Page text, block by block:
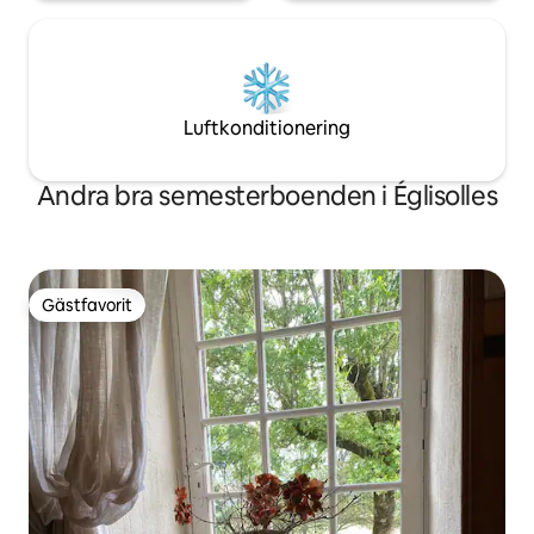
Luftkonditionering
Andra bra semesterboenden i Églisolles
Gästfavorit
Gästfavorit